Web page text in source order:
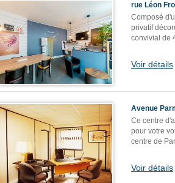
rue Léon
Composé
privatif
convivial de
Voir détails
Avenue
Ce centre
pour votre
centre de
Voir détails